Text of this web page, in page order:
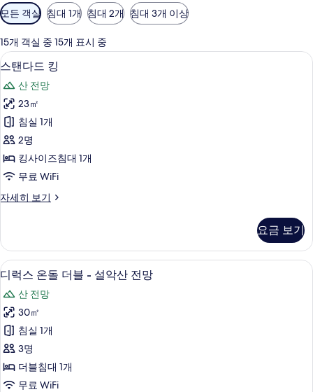
객
실
에
사
용
가
능
한
필
터
모든 객실 침대 1개 침대 2개 침대 3개 이상
15개 객실 중 15개 표시 중
스
다
드
킹
사
진
모
두
기
고급 침구, 오리/거위털 이불, 메모리
2
스탠다드 킹
산 전망
23㎡
침실 1개
2명
킹사이즈침대 1개
무료 WiFi
자세히 보기
스
킹
자
세
히
보
기
요금 보기
디
럭
스
온
돌
더
블
고급 침구, 오리/거위털 이불, 메모리
4
디럭스 온돌 더블 - 설악산 전망
산 전망
30㎡
침실 1개
3명
더블침대 1개
무료 WiFi